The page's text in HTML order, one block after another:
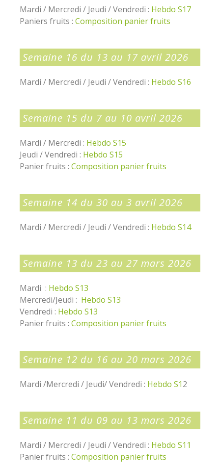
Mardi / Mercredi / Jeudi / Vendredi : Hebdo S17
Paniers fruits : Composition panier fruits
Semaine 16 du 13 au 17 avril 2026
Mardi / Mercredi / Jeudi / Vendredi : Hebdo S16
Semaine 15 du 7 au 10 avril 2026
Mardi / Mercredi : Hebdo S15
Jeudi / Vendredi : Hebdo S15
Panier fruits : Composition panier fruits
Semaine 14 du 30 au 3 avril 2026
Mardi / Mercredi / Jeudi / Vendredi : Hebdo S14
Semaine 13 du 23 au 27 mars 2026
Mardi : Hebdo S13
Mercredi/Jeudi : Hebdo S13
Vendredi : Hebdo S13
Panier fruits : Composition panier fruits
Semaine 12 du 16 au 20 mars 2026
Mardi /Mercredi / Jeudi/ Vendredi : Hebdo S12
Semaine 11 du 09 au 13 mars 2026
Mardi / Mercredi / Jeudi / Vendredi : Hebdo S11
Panier fruits : Composition panier fruits